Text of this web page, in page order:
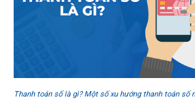
Thanh toán số là gì? Một số xu hướng thanh toán số